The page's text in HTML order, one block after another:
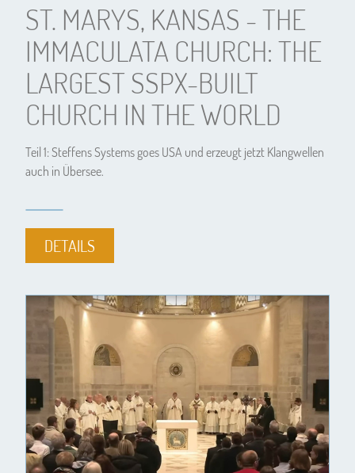
ST. MARYS, KANSAS - THE
IMMACULATA CHURCH: THE
LARGEST SSPX-BUILT
CHURCH IN THE WORLD
Teil 1: Steffens Systems goes USA und erzeugt jetzt Klangwellen
auch in Übersee.
DETAILS